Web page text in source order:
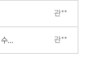
관**
유방암 수술 전 무엇을 해야하나요 수술하기 좋은 몸 만드는 방법! 관**